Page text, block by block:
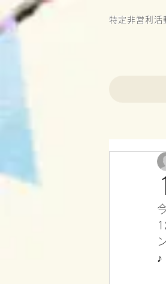
特定非営利
♪